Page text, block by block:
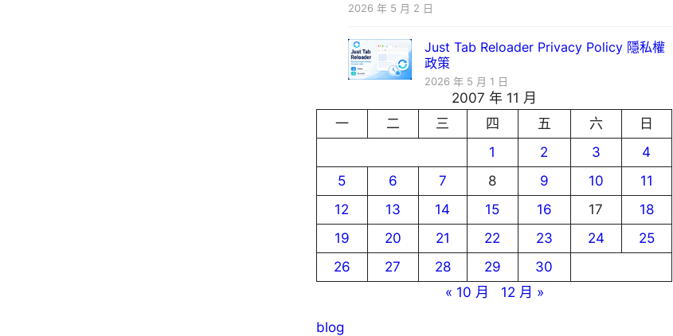
2026 年 5 月 2 日
Just Tab Reloader Privacy Policy 隱私權
政策
2026 年 5 月 1 日
2007 年 11 月
一
二 三 四 五 六
日
1
2 3
4
5
6 7 8 9 10
11
12
13 14 15 16 17
18
19
20 21 22 23 24
25
26
27 28 29
30
« 10 月
12 月 »
blog